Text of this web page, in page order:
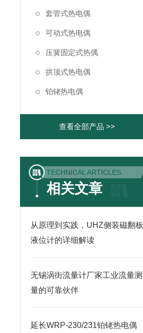
套管式热电偶
可动式热电偶
压簧固定式热偶
拱顶式热电偶
铂铑热电偶
查看全部产品 >>
TECHNICAL ARTICLES
相关文章
从原理到实践，UHZ侧装磁翻板
液位计的详细解读
无锡涡街流量计厂家工业流量测
量的可靠伙伴
延长WRP-230/231铂铑热电偶